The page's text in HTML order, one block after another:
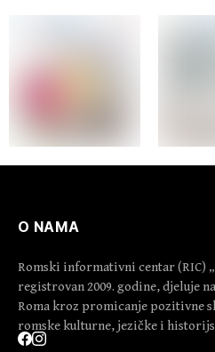
O NAMA
Romski informativni centar (RIC)
registrovan 2009. godine, djeluje
Roma kroz promicanje pozitivne
romske kulturne, jezičke i